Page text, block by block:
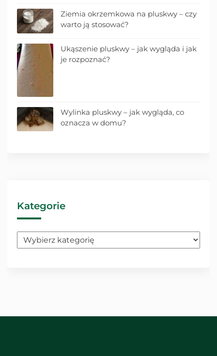
Ziemia okrzemkowa na pluskwy – czy
warto ją stosować?
Ukąszenie pluskwy – jak wygląda i jak
je rozpoznać?
Wylinka pluskwy – jak wygląda, co
oznacza w domu?
Kategorie
Kategorie